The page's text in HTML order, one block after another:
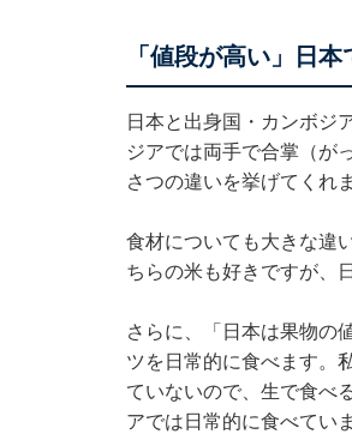
「値段が高い」日
日本と出身国・カンボジ
ジアでは両手で合掌（が
さつの違いを挙げてくれ
食材についても大きな違
ちらの米も好きですが、
さらに、「日本は果物の
ツを日常的に食べます。
ていないので、生で食べ
アでは日常的に食べてい